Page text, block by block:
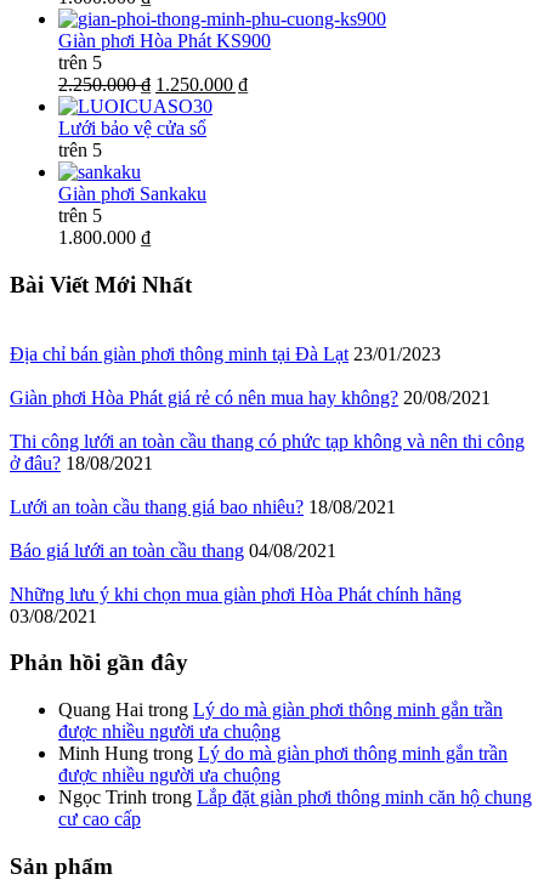
Giàn phơi Hòa Phát KS900
trên 5
2.250.000 ₫ 1.250.000 ₫
Lưới bảo vệ cửa sổ
trên 5
Giàn phơi Sankaku
trên 5
1.800.000 ₫
Bài Viết Mới Nhất
Địa chỉ bán giàn phơi thông minh tại Đà Lạt 23/01/2023
Giàn phơi Hòa Phát giá rẻ có nên mua hay không? 20/08/2021
Thi công lưới an toàn cầu thang có phức tạp không và nên thi công
ở đâu? 18/08/2021
Lưới an toàn cầu thang giá bao nhiêu? 18/08/2021
Báo giá lưới an toàn cầu thang 04/08/2021
Những lưu ý khi chọn mua giàn phơi Hòa Phát chính hãng
03/08/2021
Phản hồi gần đây
Quang Hai trong Lý do mà giàn phơi thông minh gắn trần
được nhiều người ưa chuộng
Minh Hung trong Lý do mà giàn phơi thông minh gắn trần
được nhiều người ưa chuộng
Ngọc Trinh trong Lắp đặt giàn phơi thông minh căn hộ chung
cư cao cấp
Sản phẩm